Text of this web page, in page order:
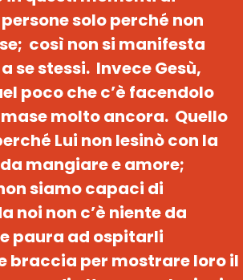
solo perché non
così non si manifesta
se stessi. Invece Gesù,
poco che c’è facendolo
molto ancora. Quello
Lui non lesinò con la
mangiare e amore;
siamo capaci di
noi non c’è niente da
paura ad ospitarli
braccia per mostrare loro il